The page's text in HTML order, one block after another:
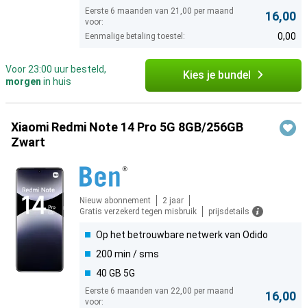
Eerste 6 maanden van 21,00 per maand
voor:
16,00
Eenmalige betaling toestel: 0,00
Voor 23:00 uur besteld,
morgen in huis Kies je bundel
Xiaomi Redmi Note 14 Pro 5G 8GB/256GB
Zwart
Nieuw abonnement
2 jaar
Gratis verzekerd tegen misbruik
prijsdetails
Op het betrouwbare netwerk van Odido
200 min / sms
40 GB 5G
Eerste 6 maanden van 22,00 per maand
voor:
16,00